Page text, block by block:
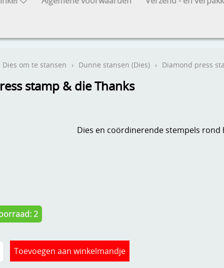
Dies om te stansen › Dunne stansen (Dies) › Diamond press
stamp & die Thanks
Dies en coördinerende stempels rond
2